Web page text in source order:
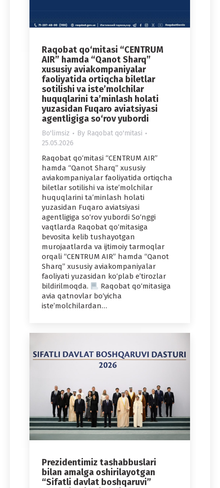
Raqobat qo‘mitasi “CENTRUM
AIR” hamda “Qanot Sharq”
xususiy aviakompaniyalar
faoliyatida ortiqcha biletlar
sotilishi va iste’molchilar
huquqlarini ta’minlash holati
yuzasidan Fuqaro aviatsiyasi
agentligiga so‘rov yubordi
Bo'limsiz By Raqobat qo'mitasi
25.05.2026
Raqobat qo‘mitasi “CENTRUM AIR”
hamda “Qanot Sharq” xususiy
aviakompaniyalar faoliyatida ortiqcha
biletlar sotilishi va iste’molchilar
huquqlarini ta’minlash holati
yuzasidan Fuqaro aviatsiyasi
agentligiga so‘rov yubordi So‘nggi
vaqtlarda Raqobat qo‘mitasiga
bevosita kelib tushayotgan
murojaatlarda va ijtimoiy tarmoqlar
orqali “CENTRUM AIR” hamda “Qanot
Sharq” xususiy aviakompaniyalar
faoliyati yuzasidan ko‘plab e’tirozlar
bildirilmoqda.
Raqobat qo‘mitasiga
avia qatnovlar bo‘yicha
iste’molchilardan…
Prezidentimiz tashabbuslari
bilan amalga oshirilayotgan
“Sifatli davlat boshqaruvi”